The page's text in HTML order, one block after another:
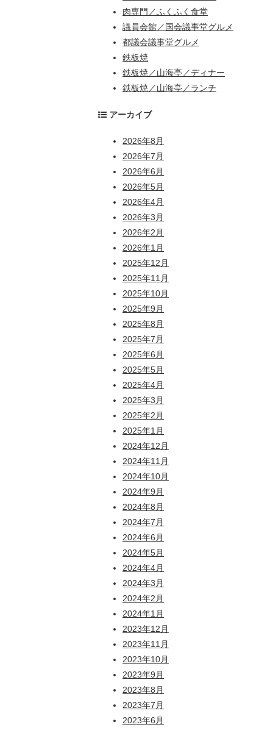
肉専門／ふくふく食堂
議員会館／国会議事堂グルメ
都議会議事堂グルメ
鉄板焼
鉄板焼／山海亭／ディナー
鉄板焼／山海亭／ランチ
アーカイブ
2026年8月
2026年7月
2026年6月
2026年5月
2026年4月
2026年3月
2026年2月
2026年1月
2025年12月
2025年11月
2025年10月
2025年9月
2025年8月
2025年7月
2025年6月
2025年5月
2025年4月
2025年3月
2025年2月
2025年1月
2024年12月
2024年11月
2024年10月
2024年9月
2024年8月
2024年7月
2024年6月
2024年5月
2024年4月
2024年3月
2024年2月
2024年1月
2023年12月
2023年11月
2023年10月
2023年9月
2023年8月
2023年7月
2023年6月